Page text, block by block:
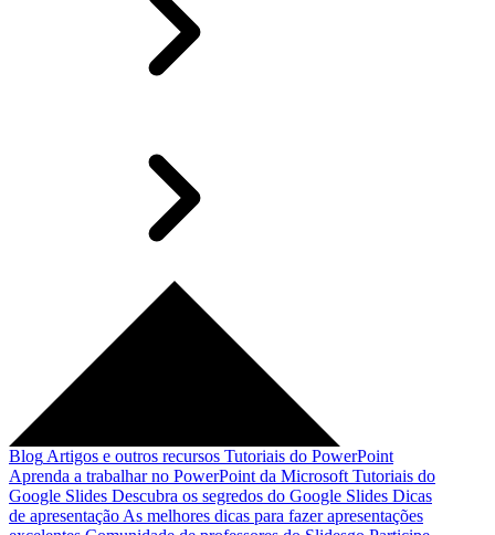
Blog Artigos e outros recursos Tutoriais do PowerPoint
Aprenda a trabalhar no PowerPoint da Microsoft Tutoriais do
Google Slides Descubra os segredos do Google Slides Dicas
de apresentação As melhores dicas para fazer apresentações